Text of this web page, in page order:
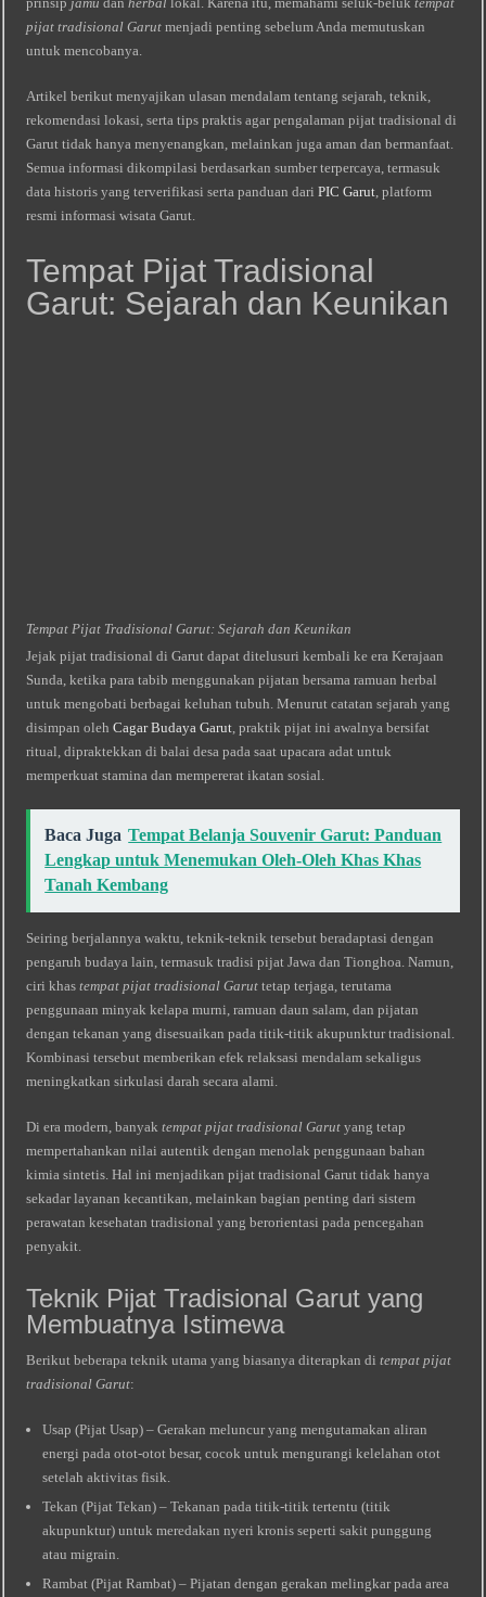
pijat tradisional Garut menjadi penting sebelum Anda memutuskan
untuk mencobanya.
Artikel berikut menyajikan ulasan mendalam tentang sejarah, teknik,
rekomendasi lokasi, serta tips praktis agar pengalaman pijat tradisional di
Garut tidak hanya menyenangkan, melainkan juga aman dan bermanfaat.
Semua informasi dikompilasi berdasarkan sumber terpercaya, termasuk
data historis yang terverifikasi serta panduan dariPIC Garut , platform
resmi informasi wisata Garut.
Tempat Pijat Tradisional
Garut: Sejarah dan Keunikan
Tempat Pijat Tradisional Garut: Sejarah dan Keunikan
Jejak pijat tradisional di Garut dapat ditelusuri kembali ke era Kerajaan
Sunda, ketika para tabib menggunakan pijatan bersama ramuan herbal
untuk mengobati berbagai keluhan tubuh. Menurut catatan sejarah yang
disimpan olehCagar Budaya Garut, praktik pijat ini awalnya bersifat
ritual, dipraktekkan di balai desa pada saat upacara adat untuk
memperkuat stamina dan mempererat ikatan sosial.
Baca Juga Tempat Belanja Souvenir Garut: Panduan
Lengkap untuk Menemukan Oleh‑Oleh Khas Khas
Tanah Kembang
Seiring berjalannya waktu, teknik-teknik tersebut beradaptasi dengan
pengaruh budaya lain, termasuk tradisi pijat Jawa dan Tionghoa. Namun,
ciri khastempat pijat tradisional Garut tetap terjaga, terutama
penggunaan minyak kelapa murni, ramuan daun salam, dan pijatan
dengan tekanan yang disesuaikan pada titik-titik akupunktur tradisional.
Kombinasi tersebut memberikan efek relaksasi mendalam sekaligus
meningkatkan sirkulasi darah secara alami.
Di era modern, banyaktempat pijat tradisional Garut yang tetap
mempertahankan nilai autentik dengan menolak penggunaan bahan
kimia sintetis. Hal ini menjadikan pijat tradisional Garut tidak hanya
sekadar layanan kecantikan, melainkan bagian penting dari sistem
perawatan kesehatan tradisional yang berorientasi pada pencegahan
penyakit.
Teknik Pijat Tradisional Garut yang
Membuatnya Istimewa
Berikut beberapa teknik utama yang biasanya diterapkan ditempat pijat
tradisional Garut:
Usap (Pijat Usap) – Gerakan meluncur yang mengutamakan aliran
energi pada otot-otot besar, cocok untuk mengurangi kelelahan otot
setelah aktivitas fisik.
Tekan (Pijat Tekan) – Tekanan pada titik-titik tertentu (titik
akupunktur) untuk meredakan nyeri kronis seperti sakit punggung
atau migrain.
Rambat (Pijat Rambat) – Pijatan dengan gerakan melingkar pada area